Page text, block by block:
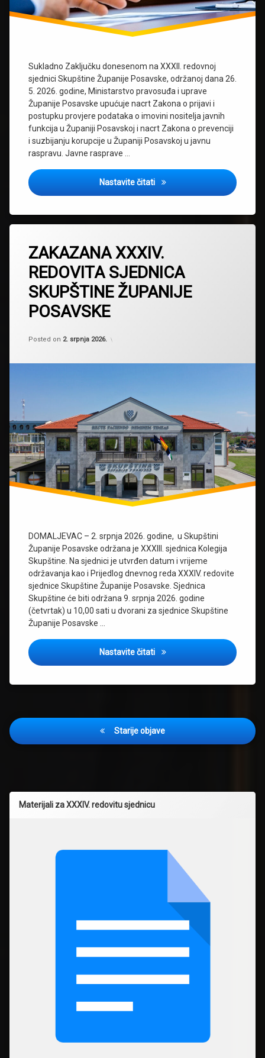
Sukladno Zaključku donesenom na XXXII. redovnoj
sjednici Skupštine Županije Posavske, održanoj dana 26.
5. 2026. godine, Ministarstvo pravosuđa i uprave
Županije Posavske upućuje nacrt Zakona o prijavi i
postupku provjere podataka o imovini nositelja javnih
funkcija u Županiji Posavskoj i nacrt Zakona o prevenciji
i suzbijanju korupcije u Županiji Posavskoj u javnu
raspravu. Javne rasprave …
Nastavite čitati JAVNA RASPRAVA O
ZAKAZANA XXXIV.
REDOVITA SJEDNICA
SKUPŠTINE ŽUPANIJE
POSAVSKE
Posted on 2. srpnja 2026.
DOMALJEVAC – 2. srpnja 2026. godine, u Skupštini
Županije Posavske održana je XXXIII. sjednica Kolegija
Skupštine. Na sjednici je utvrđen datum i vrijeme
održavanja kao i Prijedlog dnevnog reda XXXIV. redovite
sjednice Skupštine Županije Posavske. Sjednica
Skupštine će biti održana 9. srpnja 2026. godine
(četvrtak) u 10,00 sati u dvorani za sjednice Skupštine
Županije Posavske …
Nastavite čitati ZAKAZANA XXXIV.
Navigacija
objava
Starije objave
Materijali za XXXIV. redovitu sjednicu